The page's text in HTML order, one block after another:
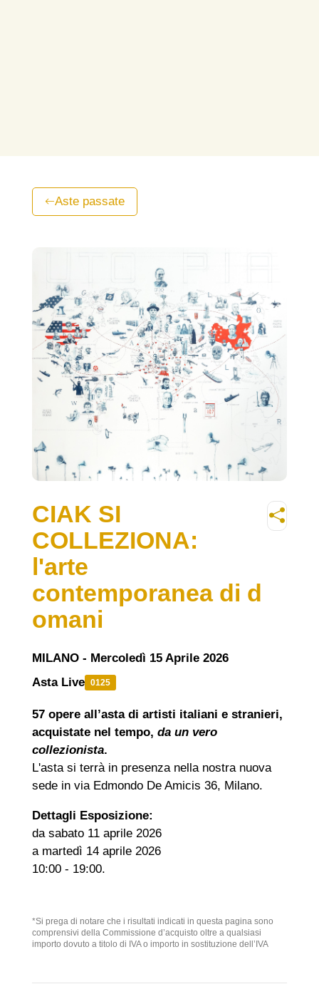
Aste passate
CIAK SI
COLLEZIONA:
l'arte
contemporanea di d
omani
MILANO - Mercoledì 15 Aprile 2026
Asta Live 0125
57 opere all’asta di artisti italiani e stranieri,
acquistate nel tempo, da un vero
collezionista.
L'asta si terrà in presenza nella nostra nuova
sede in via Edmondo De Amicis 36, Milano.
Dettagli Esposizione:
da sabato 11 aprile 2026
a martedì 14 aprile 2026
10:00 - 19:00.
*Si prega di notare che i risultati indicati in questa pagina sono
comprensivi della Commissione d’acquisto oltre a qualsiasi
importo dovuto a titolo di IVA o importo in sostituzione dell’IVA